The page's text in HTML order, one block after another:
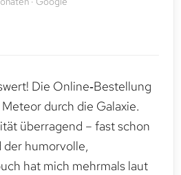
Die Online‑Bestellung
durch die Galaxie.
überragend – fast schon
humorvolle,
hat mich mehrmals laut